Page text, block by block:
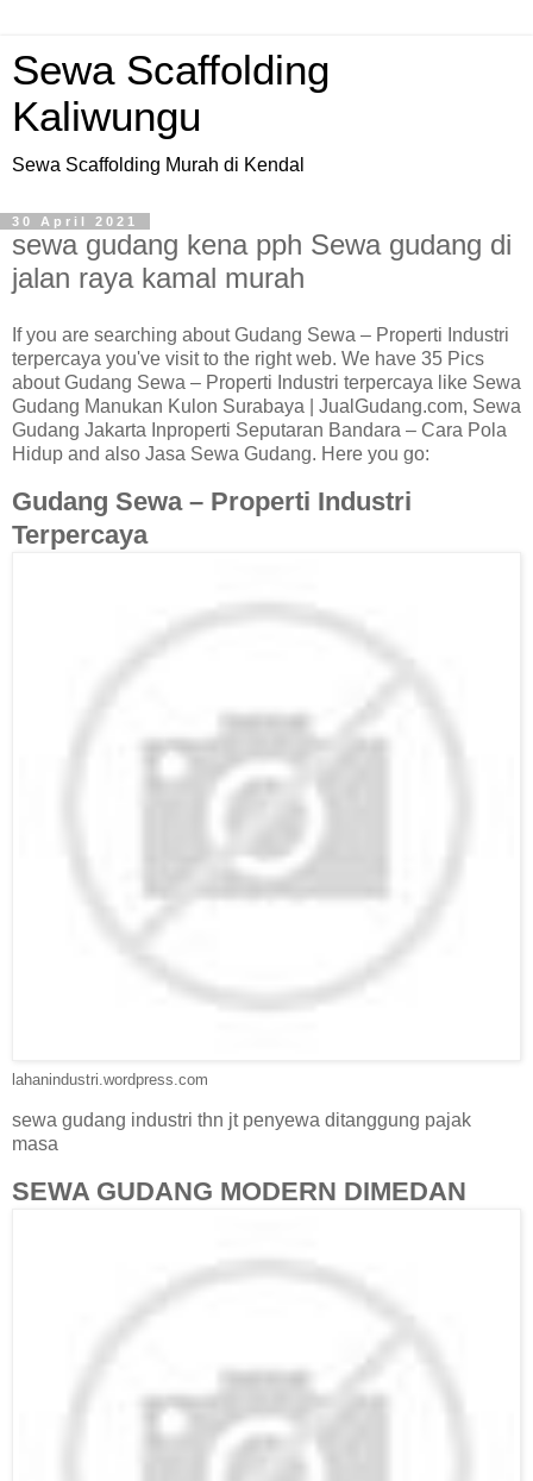
Sewa Scaffolding
Kaliwungu
Sewa Scaffolding Murah di Kendal
30 April 2021
sewa gudang kena pph Sewa gudang di
jalan raya kamal murah
If you are searching about Gudang Sewa – Properti Industri
terpercaya you've visit to the right web. We have 35 Pics
about Gudang Sewa – Properti Industri terpercaya like Sewa
Gudang Manukan Kulon Surabaya | JualGudang.com, Sewa
Gudang Jakarta Inproperti Seputaran Bandara – Cara Pola
Hidup and also Jasa Sewa Gudang. Here you go:
Gudang Sewa – Properti Industri
Terpercaya
lahanindustri.wordpress.com
sewa gudang industri thn jt penyewa ditanggung pajak
masa
SEWA GUDANG MODERN DIMEDAN